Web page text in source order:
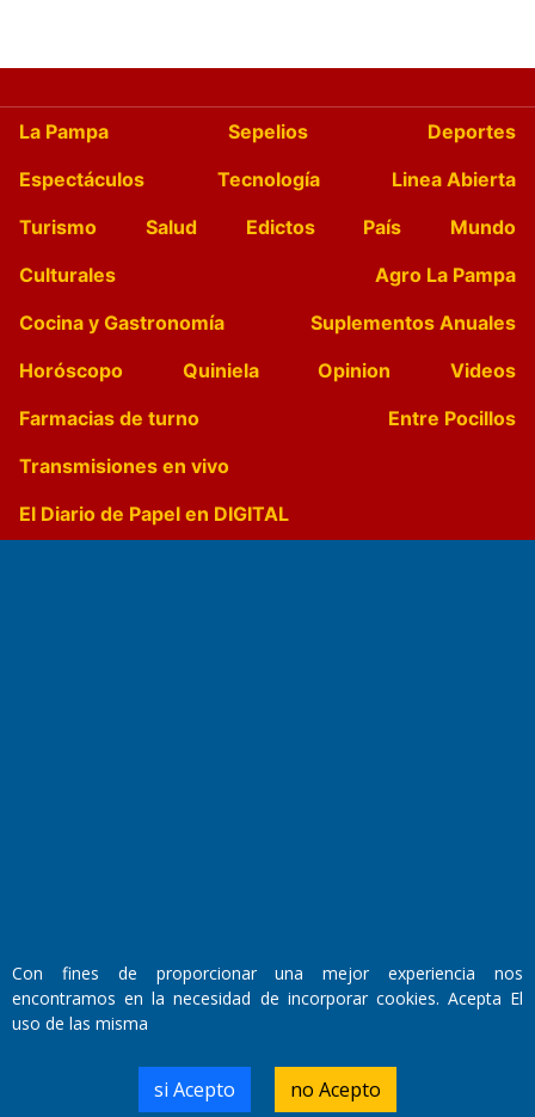
La Pampa Sepelios
Deportes
Espectáculos
Tecnología
Linea Abierta
Turismo
Salud Edictos País
Mundo
Culturales
Agro La Pampa
Cocina y Gastronomía
Suplementos Anuales
Horóscopo
Quiniela Opinion
Videos
Farmacias de turno
Entre Pocillos
Transmisiones en vivo
El Diario de Papel en DIGITAL
Director Periodístico:
Walter René Goñi
Domicilio Legal: José Ingenieros 855,
Santa Rosa, La Pampa.
Con fines de proporcionar una mejor experiencia nos
encontramos en la necesidad de incorporar cookies. Acepta El
uso de las misma
si Acepto no Acepto